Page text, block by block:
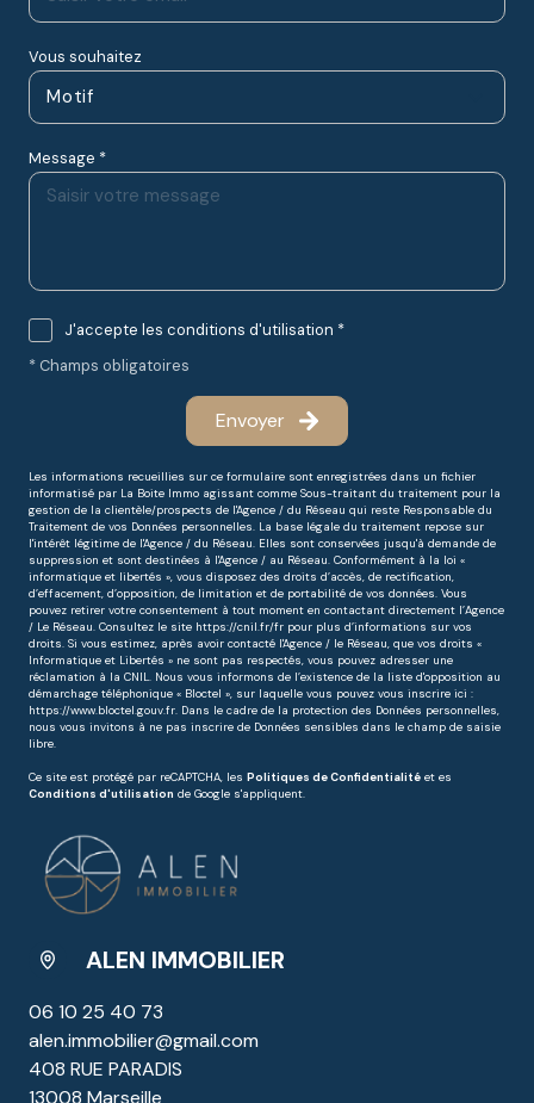
Vous souhaitez
Motif
Message *
J'accepte les conditions d'utilisation *
* Champs obligatoires
Envoyer
Les informations recueillies sur ce formulaire sont enregistrées dans un fichier
informatisé par La Boite Immo agissant comme Sous-traitant du traitement pour la
gestion de la clientèle/prospects de l'Agence / du Réseau qui reste Responsable du
Traitement de vos Données personnelles. La base légale du traitement repose sur
l'intérêt légitime de l'Agence / du Réseau. Elles sont conservées jusqu'à demande de
suppression et sont destinées à l'Agence / au Réseau. Conformément à la loi «
informatique et libertés », vous disposez des droits d’accès, de rectification,
d’effacement, d’opposition, de limitation et de portabilité de vos données. Vous
pouvez retirer votre consentement à tout moment en contactant directement l’Agence
/ Le Réseau. Consultez le site https://cnil.fr/fr pour plus d’informations sur vos
droits. Si vous estimez, après avoir contacté l'Agence / le Réseau, que vos droits «
Informatique et Libertés » ne sont pas respectés, vous pouvez adresser une
réclamation à la CNIL. Nous vous informons de l’existence de la liste d'opposition au
démarchage téléphonique « Bloctel », sur laquelle vous pouvez vous inscrire ici :
https://www.bloctel.gouv.fr. Dans le cadre de la protection des Données personnelles,
nous vous invitons à ne pas inscrire de Données sensibles dans le champ de saisie
libre.
Ce site est protégé par reCAPTCHA, les Politiques de Confidentialité et es
Conditions d'utilisation de Google s'appliquent.
ALEN IMMOBILIER
06 10 25 40 73
alen.immobilier@gmail.com
408 RUE PARADIS
13008 Marseille